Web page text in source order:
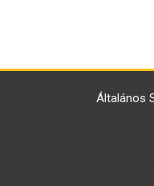
Általános